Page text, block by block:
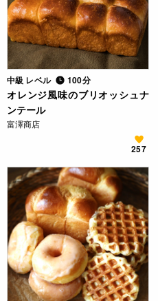
中級 レベル 100分
オレンジ風味のブリオッシュナ
ンテール
富澤商店
257